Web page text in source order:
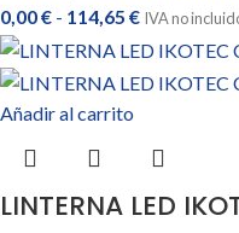
0,00€ - 114,65 € IVA no
Añadir al carrito
LINTERNA LED